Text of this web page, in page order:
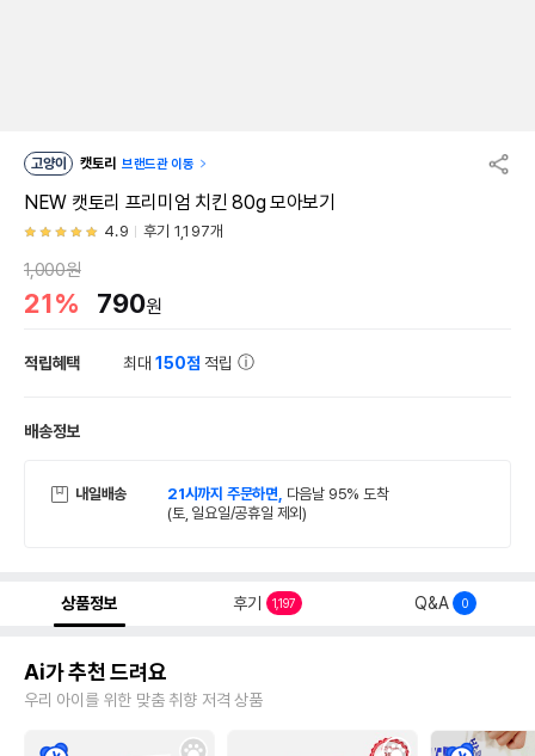
고양이 캣토리 브랜드관 이동
NEW 캣토리 프리미엄 치킨 80g 모아보기
4.9 후기 1,197개
1,000원
21% 790원
적립혜택 최대150점 적립
배송정보
내일배송 21시까지 주문하면, 다음날 95% 도착
(토, 일요일/공휴일 제외)
상품정보 후기 1,197 Q&A 0
Ai가 추천 드려요
우리 아이를 위한 맞춤 취향 저격 상품